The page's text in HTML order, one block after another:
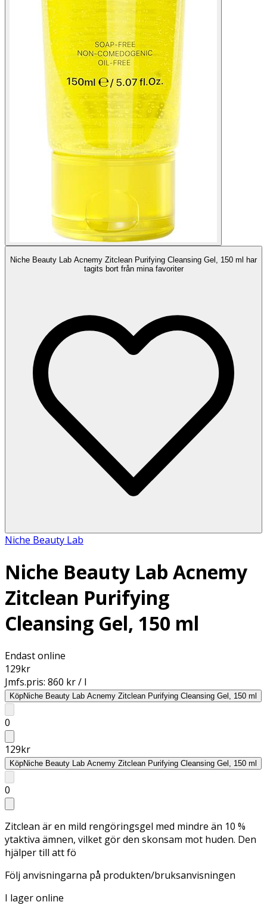
Niche Beauty Lab Acnemy Zitclean Purifying Cleansing Gel, 150 ml har
tagits bort från mina favoriter
Niche Beauty Lab
Niche Beauty Lab Acnemy
Zitclean Purifying
Cleansing Gel, 150 ml
Endast online
129kr
Jmfs.pris: 860 kr / l
KöpNiche Beauty Lab Acnemy Zitclean Purifying Cleansing Gel, 150 ml
0
129kr
KöpNiche Beauty Lab Acnemy Zitclean Purifying Cleansing Gel, 150 ml
0
Zitclean är en mild rengöringsgel med mindre än 10 %
ytaktiva ämnen, vilket gör den skonsam mot huden. Den
hjälper till att fö
Följ anvisningarna på produkten/bruksanvisningen
I lager online